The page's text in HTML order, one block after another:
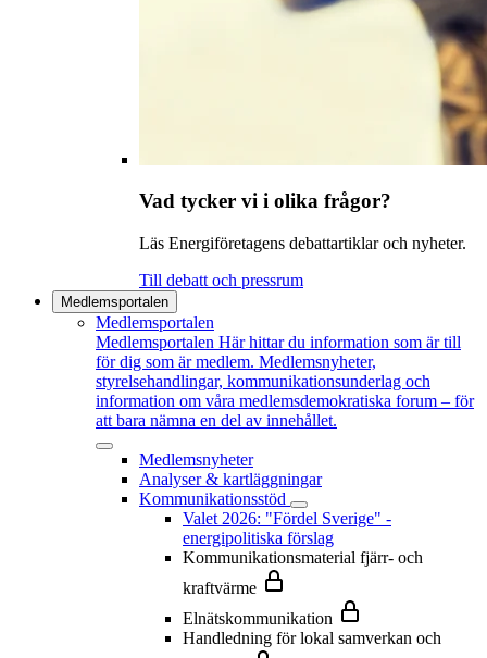
Vad tycker vi i olika frågor?
Läs Energiföretagens debattartiklar och nyheter.
Till debatt och pressrum
Medlemsportalen
Medlemsportalen
Medlemsportalen Här hittar du information som är till
för dig som är medlem. Medlemsnyheter,
styrelsehandlingar, kommunikationsunderlag och
information om våra medlemsdemokratiska forum – för
att bara nämna en del av innehållet.
Medlemsnyheter
Analyser & kartläggningar
Kommunikationsstöd
Valet 2026: "Fördel Sverige" -
energipolitiska förslag
Kommunikationsmaterial fjärr- och
kraftvärme
Elnätskommunikation
Handledning för lokal samverkan och